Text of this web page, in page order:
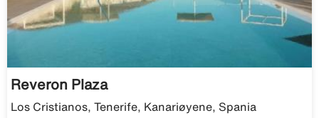
Reveron Plaza
Los Cristianos, Tenerife, Kanariøyene, Spania